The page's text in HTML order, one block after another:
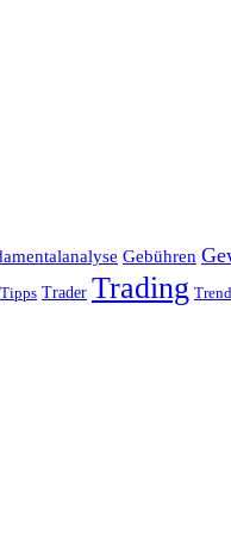
Gebühren
Tipps Trader Trading Trend